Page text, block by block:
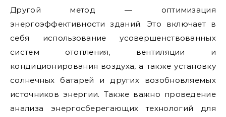
Другой метод — оптимизация
энергоэффективности зданий. Это включает в
себя использование усовершенствованных
систем отопления, вентиляции и
кондиционирования воздуха, а также установку
солнечных батарей и других возобновляемых
источников энергии. Также важно проведение
анализа энергосберегающих технологий для